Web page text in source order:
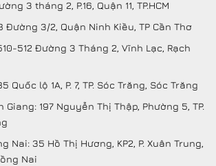
3 tháng 2, P.16, Quận 11, TP.HCM
Đường 3/2, Quận Ninh Kiều, TP Cần Thơ
512 Đường 3 Tháng 2, Vĩnh Lạc, Rạch
Quốc lộ 1A, P. 7, TP. Sóc Trăng, Sóc Trăng
Giang: 197 Nguyễn Thị Thập, Phường 5, TP.
Nai: 35 Hồ Thị Hương, KP2, P. Xuân Trung,
Nai